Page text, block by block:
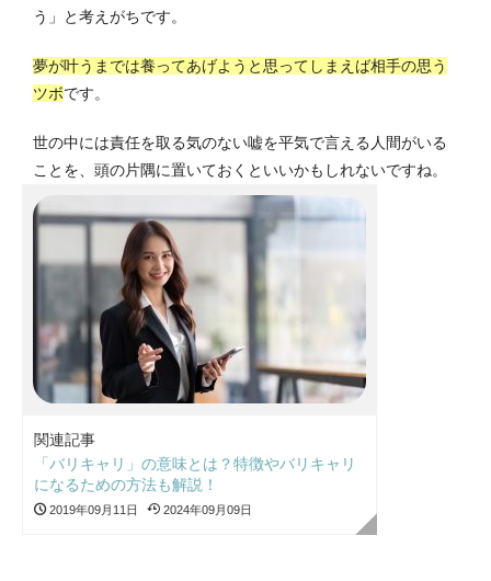
う」と考えがちです。
夢が叶うまでは養ってあげようと思ってしまえば相手の思う
ツボです。
世の中には責任を取る気のない嘘を平気で言える人間がいる
ことを、頭の片隅に置いておくといいかもしれないですね。
関連記事
「バリキャリ」の意味とは？特徴やバリキャリ
になるための方法も解説！
2019年09月11日 2024年09月09日